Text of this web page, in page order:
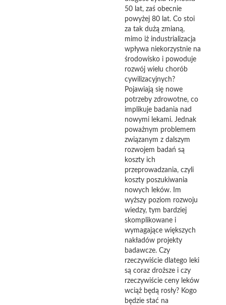
50 lat, zaś obecnie
powyżej 80 lat. Co stoi
za tak dużą zmianą,
mimo iż industrializacja
wpływa niekorzystnie na
środowisko i powoduje
rozwój wielu chorób
cywilizacyjnych?
Pojawiają się nowe
potrzeby zdrowotne, co
implikuje badania nad
nowymi lekami. Jednak
poważnym problemem
związanym z dalszym
rozwojem badań są
koszty ich
przeprowadzania, czyli
koszty poszukiwania
nowych leków. Im
wyższy poziom rozwoju
wiedzy, tym bardziej
skomplikowane i
wymagające większych
nakładów projekty
badawcze. Czy
rzeczywiście dlatego leki
są coraz droższe i czy
rzeczywiście ceny leków
wciąż będą rosły? Kogo
będzie stać na